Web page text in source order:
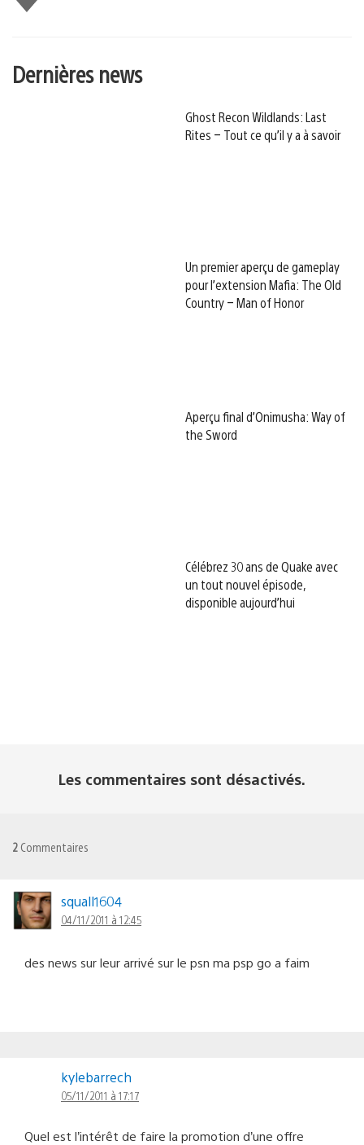
Dernières news
Ghost Recon Wildlands: Last
Rites – Tout ce qu’il y a à savoir
Un premier aperçu de gameplay
pour l’extension Mafia: The Old
Country – Man of Honor
Aperçu final d’Onimusha: Way of
the Sword
Célébrez 30 ans de Quake avec
un tout nouvel épisode,
disponible aujourd’hui
Les commentaires sont désactivés.
2 Commentaires
squall1604
04/11/2011 à 12:45
des news sur leur arrivé sur le psn ma psp go a faim
kylebarrech
05/11/2011 à 17:17
Quel est l’intérêt de faire la promotion d’une offre